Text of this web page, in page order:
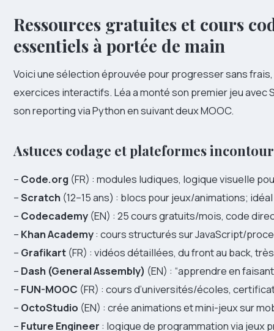
Ressources gratuites et cours
essentiels à portée de main
Voici une sélection éprouvée pour progresser sans
exercices interactifs. Léa a monté son premier jeu avec
son reporting via Python en suivant deux MOOC.
Astuces codage et plateformes
– Code.org (FR) : modules ludiques, logique visuelle
–Scratch (12–15 ans) : blocs pour jeux/animations;
– Codecademy (EN) : 25 cours gratuits/mois, code
– Khan Academy: cours structurés sur JavaScript/
– Grafikart (FR) : vidéos détaillées, du front au back,
– Dash (General Assembly) (EN) : “apprendre en
– FUN-MOOC (FR) : cours d’universités/écoles,
– OctoStudio (EN) : crée animations et mini-jeux sur
– Future Engineer : logique de programmation via jeux